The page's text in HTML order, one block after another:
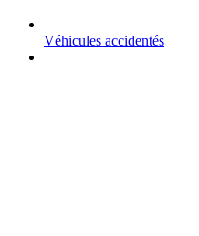
Véhicules accidentés